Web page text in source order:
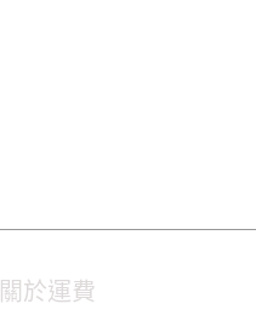
關於運費